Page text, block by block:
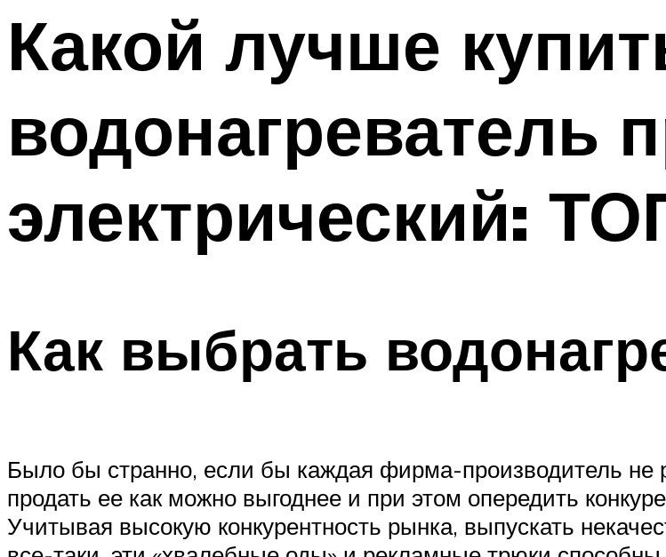
Какой лучше
водонагреватель
электрический:
Как выбрать
Было бы странно, если бы каждая фирма-производитель не
продать ее как можно выгоднее и при этом опередить
Учитывая высокую конкурентность рынка, выпускать